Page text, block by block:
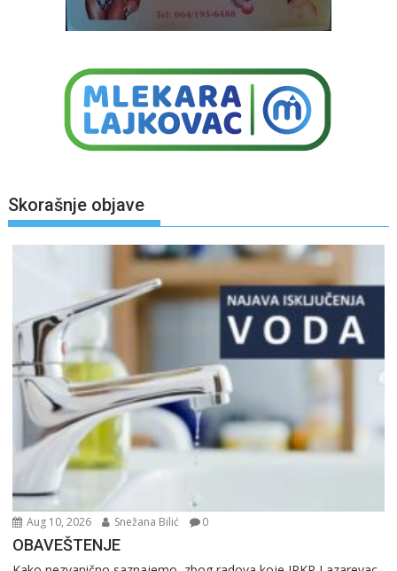
Skorašnje objave
Aug 10, 2026 Snežana Bilić 0
OBAVEŠTENJE